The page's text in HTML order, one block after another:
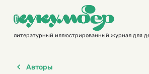
contentлитературный иллюстрированный журнал для
Авторы